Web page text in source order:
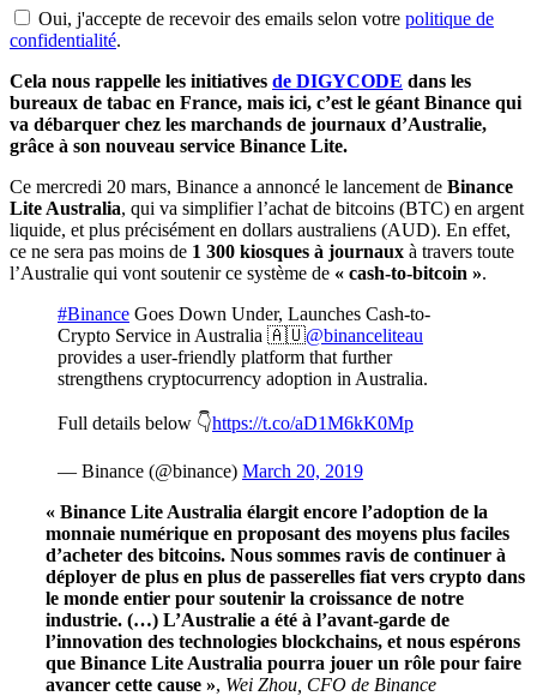
Oui, j'accepte de recevoir des emails selon votre politique de
confidentialité.
Cela nous rappelle les initiatives de DIGYCODE dans les
bureaux de tabac en France, mais ici, c’est le géant Binance qui
va débarquer chez les marchands de journaux d’Australie,
grâce à son nouveau service Binance Lite.
Ce mercredi 20 mars, Binance a annoncé le lancement de Binance
Lite Australia, qui va simplifier l’achat de bitcoins (BTC) en argent
liquide, et plus précisément en dollars australiens (AUD). En effet,
ce ne sera pas moins de 1 300 kiosques à journaux à travers toute
l’Australie qui vont soutenir ce système de « cash-to-bitcoin ».
#Binance Goes Down Under, Launches Cash-to-
Crypto Service in Australia 🇦🇺@binanceliteau
provides a user-friendly platform that further
strengthens cryptocurrency adoption in Australia.
Full details below 👇https://t.co/aD1M6kK0Mp
— Binance (@binance) March 20, 2019
« Binance Lite Australia élargit encore l’adoption de la
monnaie numérique en proposant des moyens plus faciles
d’acheter des bitcoins. Nous sommes ravis de continuer à
déployer de plus en plus de passerelles fiat vers crypto dans
le monde entier pour soutenir la croissance de notre
industrie. (…) L’Australie a été à l’avant-garde de
l’innovation des technologies blockchains, et nous espérons
que Binance Lite Australia pourra jouer un rôle pour faire
avancer cette cause », Wei Zhou, CFO de Binance